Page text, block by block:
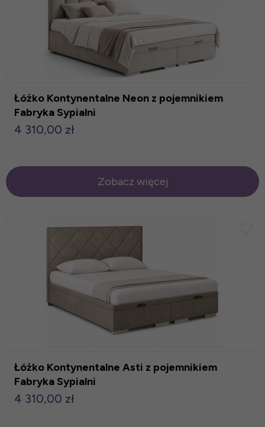
Łóżko Kontynentalne Neon z pojemnikiem
Fabryka Sypialni
4 310,00 zł
Zobacz więcej
Łóżko Kontynentalne Asti z pojemnikiem
Fabryka Sypialni
4 310,00 zł